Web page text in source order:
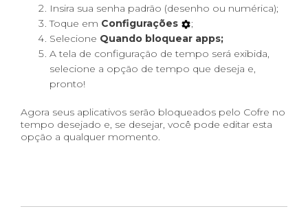
Insira sua senha padrão (desenho ou numérica);
Toque em Configurações
;
Selecione Quando bloquear apps;
A tela de configuração de tempo será exibida,
selecione a opção de tempo que deseja e,
pronto!
Agora seus aplicativos serão bloqueados pelo Cofre no
tempo desejado e, se desejar, você pode editar esta
opção a qualquer momento.